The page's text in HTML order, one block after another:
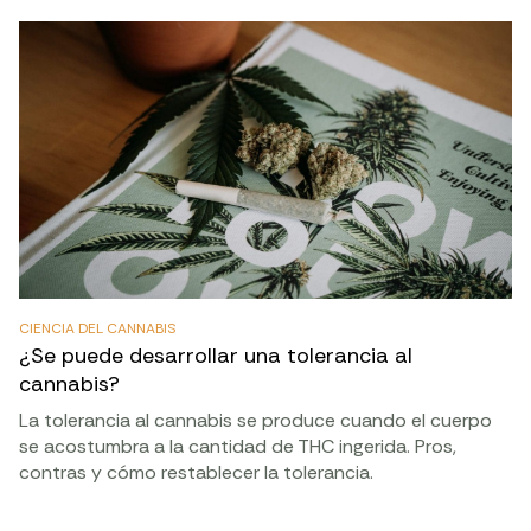
CIENCIA DEL CANNABIS
¿Se puede desarrollar una tolerancia al
cannabis?
La tolerancia al cannabis se produce cuando el cuerpo
se acostumbra a la cantidad de THC ingerida. Pros,
contras y cómo restablecer la tolerancia.